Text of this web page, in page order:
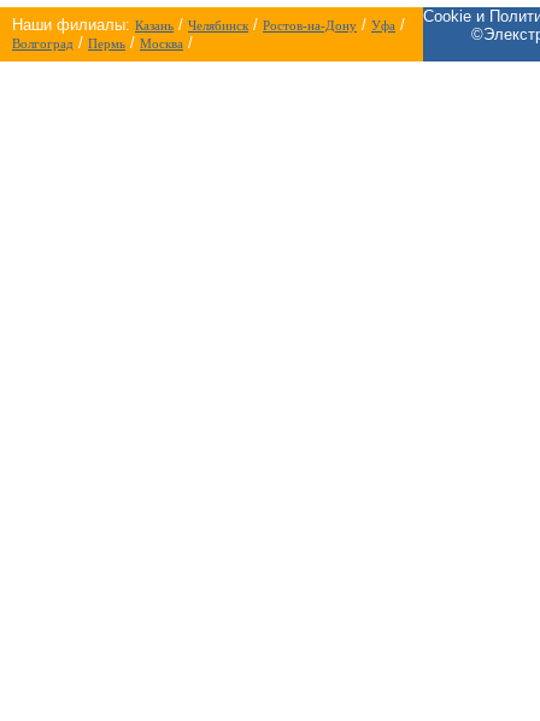
Наши филиалы: Казань / Челябинск/ Ростов-на-Дону / Уфа /
Волгоград / Пермь / Москва /
Cookie и